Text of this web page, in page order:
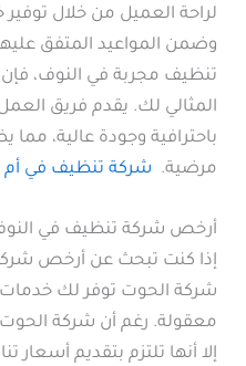
لراحة العميل من خلال
وضمن المواعيد المتفق
تنظيف مجربة في النوف،
المثالي لك. يقدم فريق
باحترافية وجودة عالية،
مرضية. شركة تنظيف في أم
أرخص شركة تنظيف في
إذا كنت تبحث عن أرخص
شركة الحوت توفر لك خدمات
معقولة. رغم أن شركة
إلا أنها تلتزم بتقديم أسعار